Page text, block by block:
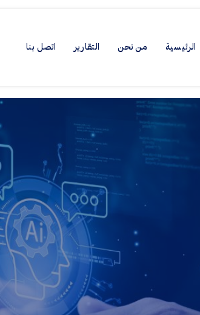
الرئيسية من نحن التقارير اتصل بنا